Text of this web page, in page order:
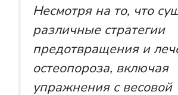
Несмотря на то, что
различные стратегии
предотвращения и
остеопороза, включая
упражнения с весовой